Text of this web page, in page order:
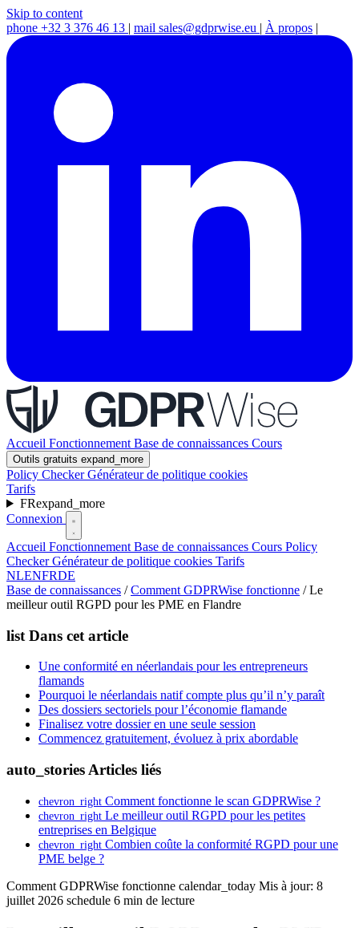
Skip to content
phone +32 3 376 46 13 | mail sales@gdprwise.eu | À propos |
Accueil Fonctionnement Base de connaissances Cours
Outils gratuits expand_more
Policy CheckerGénérateur de politique cookies
Tarifs
FRexpand_more
Connexion
Accueil Fonctionnement Base de connaissances Cours Policy
CheckerGénérateur de politique cookies Tarifs
NLENFRDE
Base de connaissances / Comment GDPRWise fonctionne / Le
meilleur outil RGPD pour les PME en Flandre
list Dans cet article
Une conformité en néerlandais pour les entrepreneurs
flamands
Pourquoi le néerlandais natif compte plus qu’il n’y paraît
Des dossiers sectoriels pour l’économie flamande
Finalisez votre dossier en une seule session
Commencez gratuitement, évoluez à prix abordable
auto_stories Articles liés
chevron_right Comment fonctionne le scan GDPRWise ?
chevron_right Le meilleur outil RGPD pour les petites
entreprises en Belgique
chevron_right Combien coûte la conformité RGPD pour une
PME belge ?
Comment GDPRWise fonctionne calendar_today Mis à jour: 8
juillet 2026 schedule 6 min de lecture